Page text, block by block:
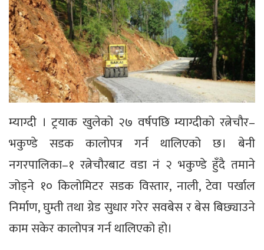
म्याग्दी । ट्रयाक खुलेको २७ वर्षपछि म्याग्दीको रत्नेचौर–
भकुण्डे सडक कालोपत्र गर्न थालिएको छ। बेनी
नगरपालिका–१ रत्नेचौरबाट वडा नं २ भकुण्डे हुँदै तमाने
जोड्ने १० किलोमिटर सडक विस्तार, नाली, टेवा पर्खाल
निर्माण, घुम्ती तथा ग्रेड सुधार गरेर सवबेस र बेस बिछ्याउने
काम सकेर कालोपत्र गर्न थालिएको हो।